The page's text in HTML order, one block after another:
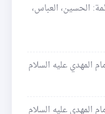
الحسين، العباس،
المهدي عليه السلام
المهدي عليه السلام